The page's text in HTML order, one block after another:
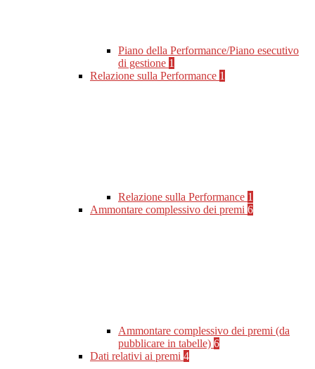
Piano della Performance/Piano esecutivo
di gestione 1
Relazione sulla Performance 1
Relazione sulla Performance 1
Ammontare complessivo dei premi 6
Ammontare complessivo dei premi (da
pubblicare in tabelle) 6
Dati relativi ai premi 4